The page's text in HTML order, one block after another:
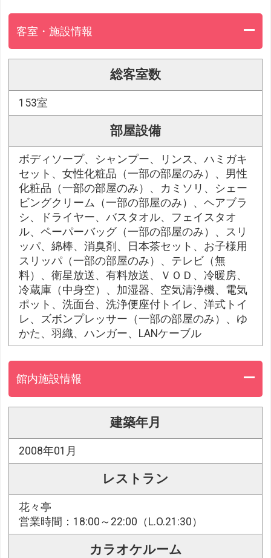
客室・施設情報
総客室数
153室
部屋設備
ボディソープ、シャンプー、リンス、ハミガキ
セット、女性化粧品（一部の部屋のみ）、男性
化粧品（一部の部屋のみ）、カミソリ、シェー
ビングクリーム（一部の部屋のみ）、ヘアブラ
シ、ドライヤー、バスタオル、フェイスタオ
ル、ペーパーバッグ（一部の部屋のみ）、スリ
ッパ、綿棒、消臭剤、日本茶セット、お子様用
スリッパ（一部の部屋のみ）、テレビ（無
料）、衛星放送、有料放送、ＶＯＤ、冷暖房、
冷蔵庫（中身空）、加湿器、空気清浄機、電気
ポット、洗面台、洗浄便座付トイレ、洋式トイ
レ、ズボンプレッサー（一部の部屋のみ）、ゆ
かた、羽織、ハンガー、LANケーブル
館内施設情報
建築年月
2008年01月
レストラン
花々亭
営業時間：18:00～22:00（L.O.21:30）
カラオケルーム